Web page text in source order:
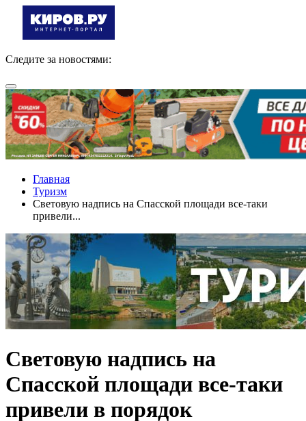
Следите за новостями:
Главная
Туризм
Световую надпись на Спасской площади все-таки
привели...
Световую надпись на
Спасской площади все-таки
привели в порядок